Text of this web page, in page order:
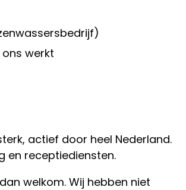
werkt
actief door heel Nederland.
en receptiediensten.
welkom. Wij hebben niet